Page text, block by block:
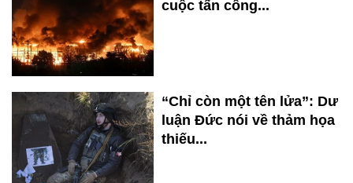
cuộc tấn công...
“Chỉ còn một tên lửa”: Dư
luận Đức nói về thảm họa
thiếu...